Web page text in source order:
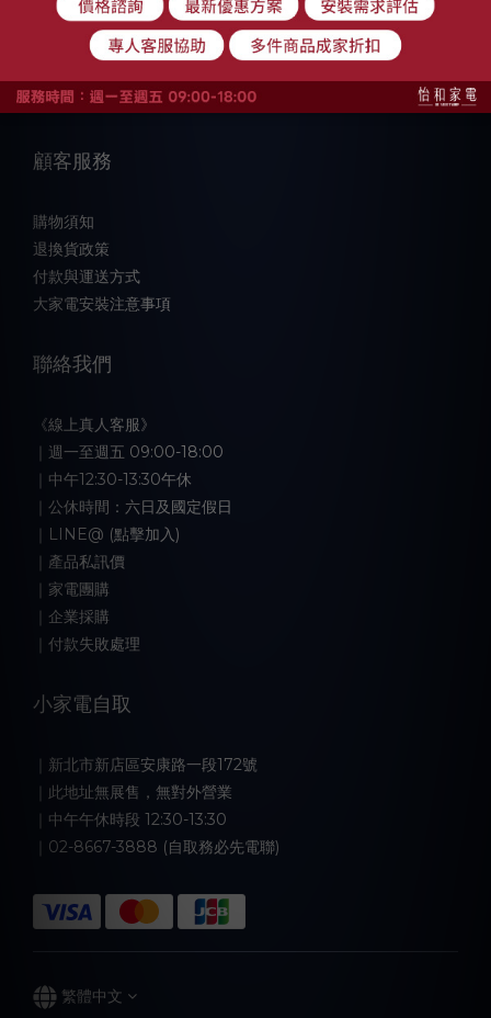
品牌故事
顧客服務
購物須知
退換貨政策
付款與運送方式
大家電安裝注意事項
聯絡我們
《線上真人客服》
｜週一至週五 09:00-18:00
｜中午12:30-13:30午休
｜公休時間：六日及國定假日
｜LINE@ (點擊加入)
｜產品私訊價
｜家電團購
｜企業採購
｜付款失敗處理
小家電自取
｜新北市新店區安康路一段172號
｜此地址無展售，無對外營業
｜中午午休時段 12:30-13:30
｜02-8667-3888 (自取務必先電聯)
繁體中文